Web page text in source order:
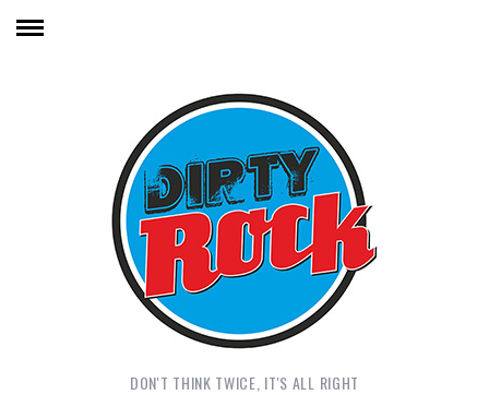
DON'T THINK TWICE, IT'S ALL RIGHT